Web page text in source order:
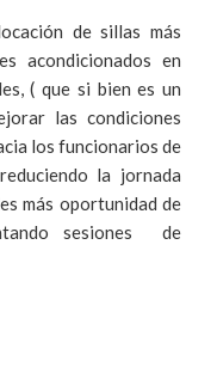
de sillas más
acondicionados en
( que si bien es un
las condiciones
los funcionarios de
la jornada
más oportunidad de
sesiones de